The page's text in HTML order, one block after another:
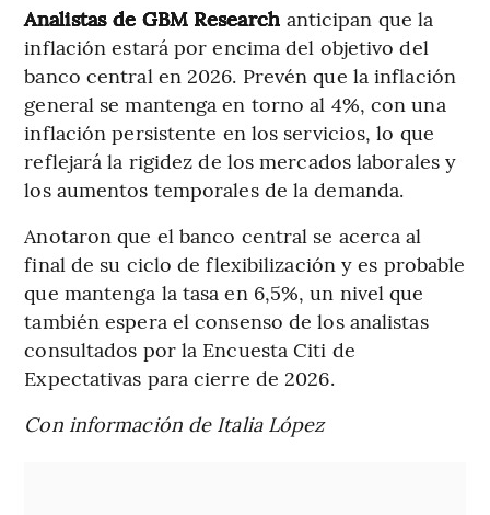
Analistas de GBM Research anticipan que la
inflación estará por encima del objetivo del
banco central en 2026. Prevén que la inflación
general se mantenga en torno al 4%, con una
inflación persistente en los servicios, lo que
reflejará la rigidez de los mercados laborales y
los aumentos temporales de la demanda.
Anotaron que el banco central se acerca al
final de su ciclo de flexibilización y es probable
que mantenga la tasa en 6,5%, un nivel que
también espera el consenso de los analistas
consultados por la Encuesta Citi de
Expectativas para cierre de 2026.
Con información de Italia López